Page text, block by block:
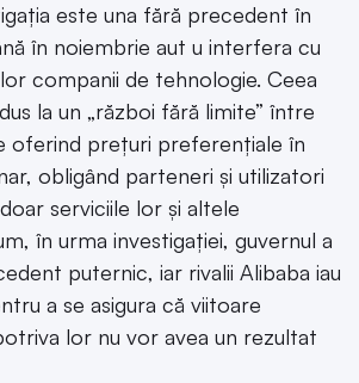
este una fără precedent în
în noiembrie aut u interfera cu
companii de tehnologie. Ceea
la un „război fără limite” între
oferind prețuri preferențiale în
obligând parteneri și utilizatori
serviciile lor și altele
în urma investigației, guvernul a
puternic, iar rivalii Alibaba iau
a se asigura că viitoare
lor nu vor avea un rezultat